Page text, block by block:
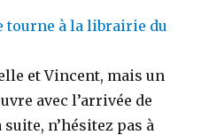
tourne à la librairie du
et Vincent, mais un
avec l’arrivée de
n’hésitez pas à